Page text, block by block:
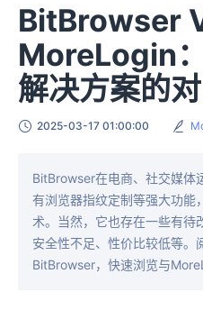
BitBrowser
MoreLogin
解决方案的
2025-03-17 01:00:00
BitBrowser在电商、社交媒体
有浏览器指纹定制等强大功能
术。当然，它也存在一些有待
安全性不足、性价比较低等。
BitBrowser，快速浏览与